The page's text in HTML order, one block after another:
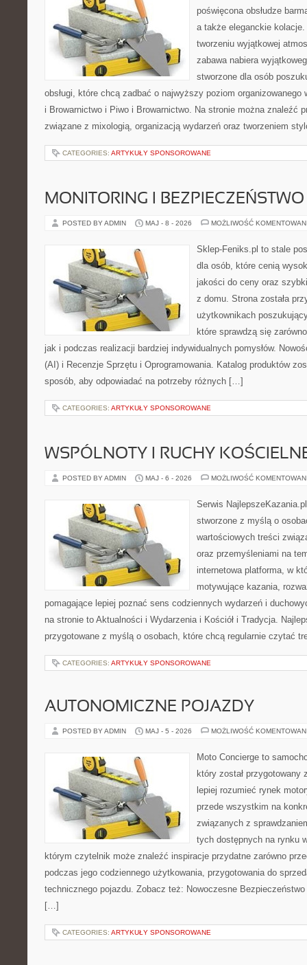
poświęcona obsłudze
a także eleganckie
tworzeniu wyjątkowej
zabawa nabiera
stworzone dla osób
obsługi, które chcą zadbać o najwyższy poziom organizowanego
i Browarnictwo i Piwo i Browarnictwo. Na stronie można znaleźć
związane z mixologią, organizacją wydarzeń oraz tworzeniem
CATEGORIES: ARTYKUŁY SPONSOROWANE
MONITORING I
POSTED BY ADMIN MAJ - 8 - 2026 MOŻLIWOŚĆ
Sklep-Feniks.pl to stale
dla osób, które cenią
jakości do ceny oraz
z domu. Strona została
użytkownikach
które sprawdzą się
jak i podczas realizacji bardziej indywidualnych pomysłów.
(AI) i Recenzje Sprzętu i Oprogramowania. Katalog produktów
sposób, aby odpowiadać na potrzeby różnych […]
CATEGORIES: ARTYKUŁY SPONSOROWANE
WSPÓLNOTY I RUCHY
POSTED BY ADMIN MAJ - 6 - 2026 MOŻLIWOŚĆ
Serwis
stworzone z myślą o
wartościowych treści
oraz przemyśleniami na
internetowa platforma, w
motywujące kazania,
pomagające lepiej poznać sens codziennych wydarzeń i
na stronie to Aktualności i Wydarzenia i Kościół i Tradycja.
przygotowane z myślą o osobach, które chcą regularnie czytać
CATEGORIES: ARTYKUŁY SPONSOROWANE
AUTONOMICZNE POJAZDY
POSTED BY ADMIN MAJ - 5 - 2026 MOŻLIWOŚĆ
Moto Concierge to
który został
lepiej rozumieć rynek
przede wszystkim na
związanych z
tych dostępnych na rynku
którym czytelnik może znaleźć inspiracje przydatne zarówno
podczas jego codziennego użytkowania, przygotowania do
technicznego pojazdu. Zobacz też: Nowoczesne
[…]
CATEGORIES: ARTYKUŁY SPONSOROWANE